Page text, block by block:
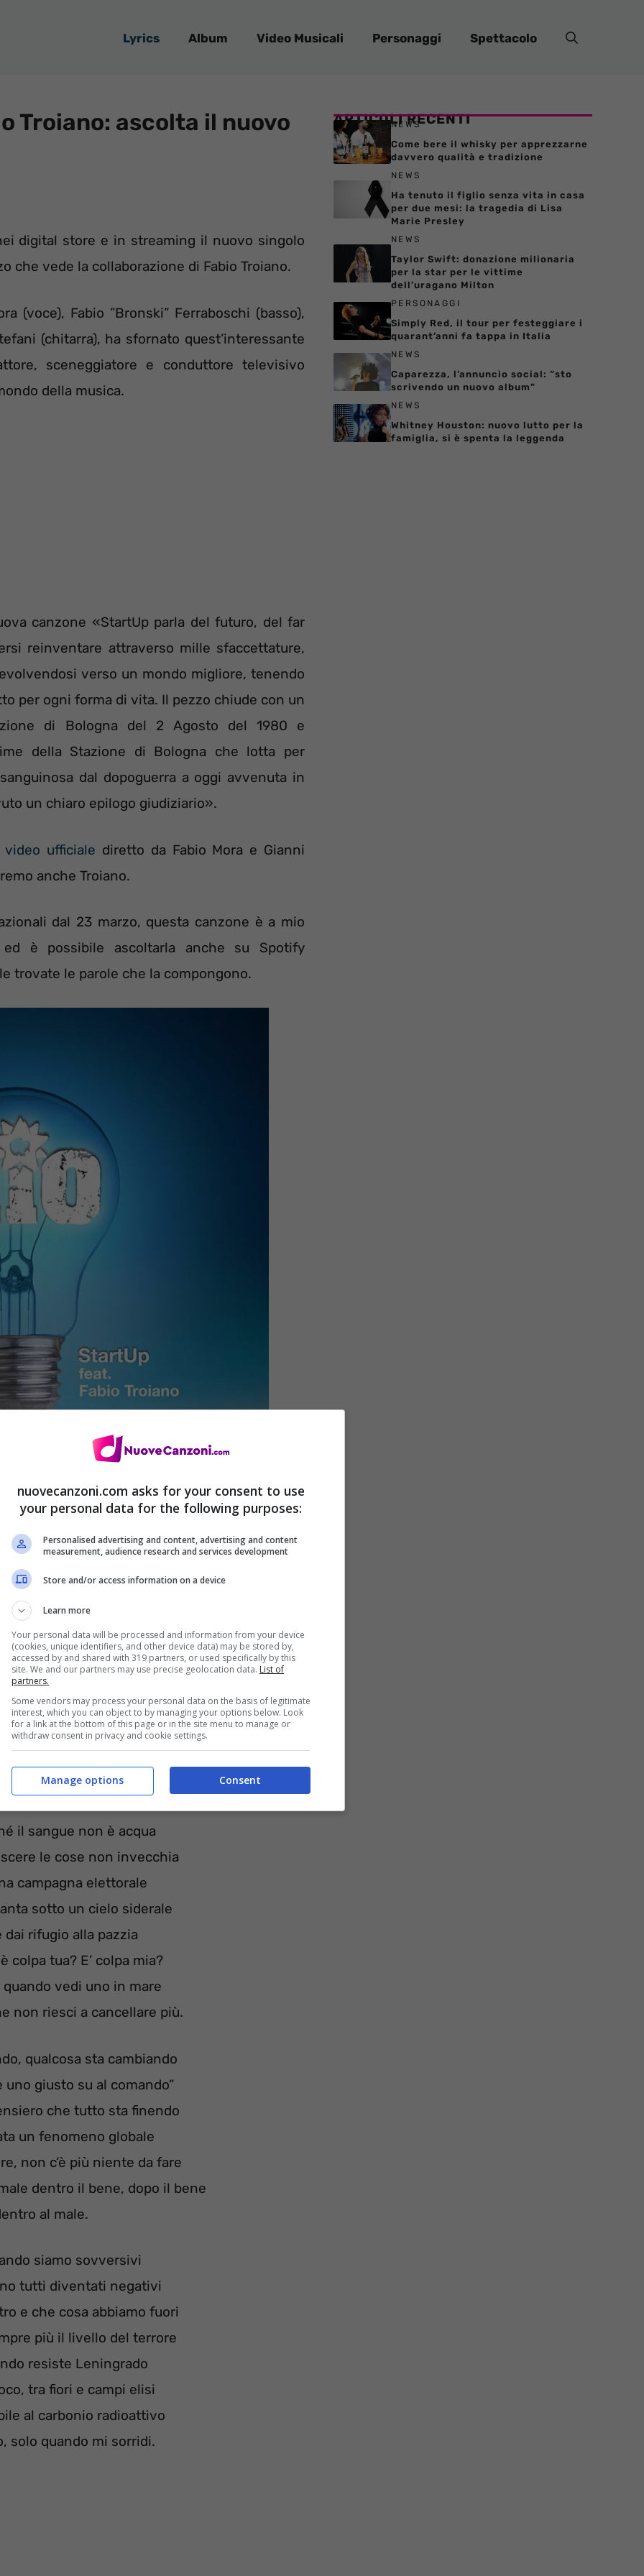
Lyrics Album Video Musicali Personaggi Spettacolo
Troiano: ascolta il nuovo
digital store e in streaming il nuovo singolo
che vede la collaborazione di Fabio Troiano.
(voce), Fabio ”Bronski” Ferraboschi (basso),
(chitarra), ha sfornato quest’interessante
sceneggiatore e conduttore televisivo
della musica.
canzone «StartUp parla del futuro, del far
reinventare attraverso mille sfaccettature,
verso un mondo migliore, tenendo
per ogni forma di vita. Il pezzo chiude con un
di Bologna del 2 Agosto del 1980 e
della Stazione di Bologna che lotta per
dal dopoguerra a oggi avvenuta in
un chiaro epilogo giudiziario».
video ufficiale diretto da Fabio Mora e Gianni
anche Troiano.
dal 23 marzo, questa canzone è a mio
è possibile ascoltarla anche su Spotify
trovate le parole che la compongono.
Download
il sangue non è acqua
le cose non invecchia
campagna elettorale
sotto un cielo siderale
rifugio alla pazzia
colpa tua? E’ colpa mia?
vedi uno in mare
non riesci a cancellare più.
qualcosa sta cambiando
uno giusto su al comando”
che tutto sta finendo
un fenomeno globale
non c’è più niente da fare
dentro il bene, dopo il bene
al male.
siamo sovversivi
tutti diventati negativi
e che cosa abbiamo fuori
più il livello del terrore
resiste Leningrado
tra fiori e campi elisi
al carbonio radioattivo
solo quando mi sorridi.
ARTICOLI RECENTI
NEWS
Come bere il whisky per apprezzarne
davvero qualità e tradizione
NEWS
Ha tenuto il figlio senza vita in casa
per due mesi: la tragedia di Lisa
Marie Presley
NEWS
Taylor Swift: donazione milionaria
per la star per le vittime
dell’uragano Milton
PERSONAGGI
Simply Red, il tour per festeggiare i
quarant’anni fa tappa in Italia
NEWS
Caparezza, l’annuncio social: “sto
scrivendo un nuovo album”
NEWS
Whitney Houston: nuovo lutto per la
famiglia, si è spenta la leggenda
nuovecanzoni.com asks for your consent to use
your personal data for the following purposes:
Personalised advertising and content, advertising and content
measurement, audience research and services development
Store and/or access information on a device
Learn more
Your personal data will be processed and information from your device
(cookies, unique identifiers, and other device data) may be stored by,
accessed by and shared with 319 partners, or used specifically by this
site. We and our partners may use precise geolocation data. List of
partners.
Some vendors may process your personal data on the basis of legitimate
interest, which you can object to by managing your options below. Look
for a link at the bottom of this page or in the site menu to manage or
withdraw consent in privacy and cookie settings.
Consent
Manage options